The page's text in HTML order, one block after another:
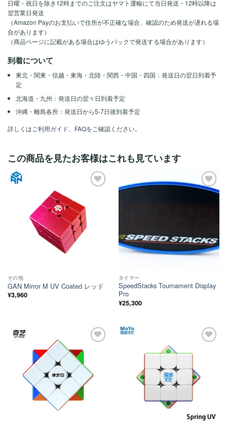
日曜・祝日を除き12時までのご注文はヤマト運輸にて当日発送・12時以降は
翌営業日発送
（Amazon Payのお支払いで住所が不正確な場合、確認のため発送が遅れる場
合があります）
（商品ページに記載がある場合はゆうパックで発送する場合があります）
到着について
東北・関東・信越・東海・北陸・関西・中国・四国：発送日の翌日到着予
定
北海道・九州：発送日の翌々日到着予定
沖縄・離島各所：発送日から5-7日後到着予定
詳しくはご利用ガイド FAQをご確認ください。
この商品を見たお客様はこれも見ています
その他
GAN Mirror M UV Coated レッド
¥3,960
ほし
タイマー
SpeedStacks Tournament Display
Pro
¥25,300